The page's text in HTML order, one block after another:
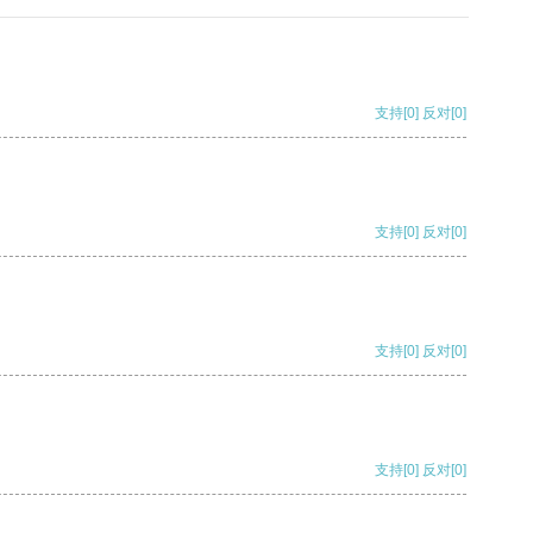
支持[0] 反对[0]
支持[0] 反对[0]
支持[0] 反对[0]
支持[0] 反对[0]